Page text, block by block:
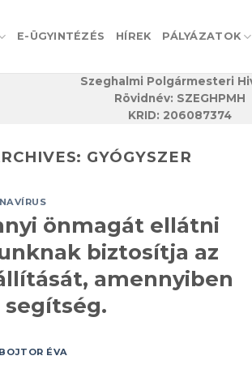
E-ÜGYINTÉZÉS HÍREK PÁLYÁZATOK
Szeghalmi Polgármesteri
Rövidnév: SZEGHPMH
KRID: 206087374
GYÓGYSZER
önmagát ellátni
biztosítja az
amennyiben
segítség.
BOJTOR ÉVA